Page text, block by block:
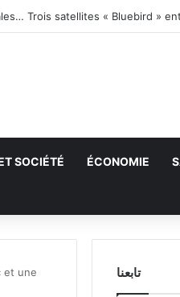
Trois satellites « Bluebird »
SOCIÉTÉ ÉCONOMIE
et une
تابعنا